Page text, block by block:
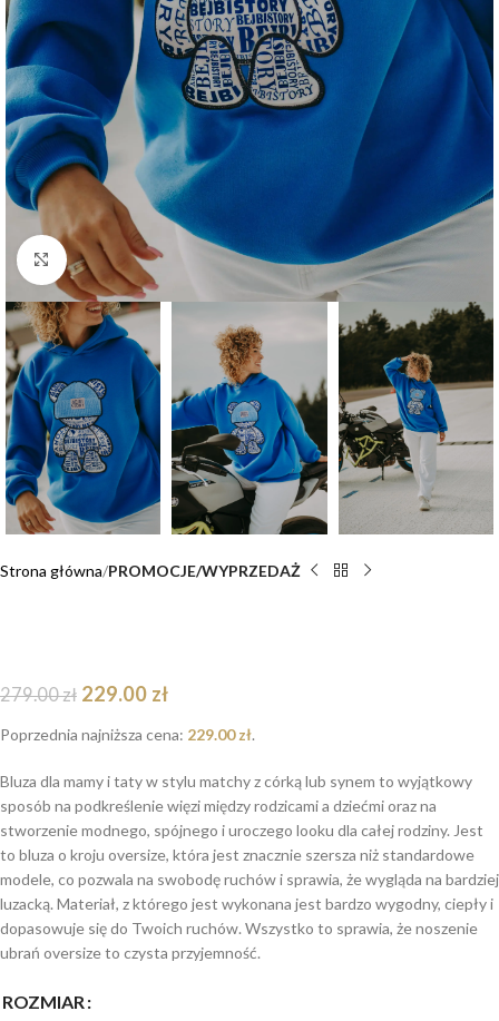
Click to enlarge
Strona główna PROMOCJE/WYPRZEDAŻ
279.00zł 229.00 zł
Poprzednia najniższa cena: 229.00zł.
Bluza dla mamy i taty w stylu matchy z córką lub synem to wyjątkowy
sposób na podkreślenie więzi między rodzicami a dziećmi oraz na
stworzenie modnego, spójnego i uroczego looku dla całej rodziny. Jest
to bluza o kroju oversize, która jest znacznie szersza niż standardowe
modele, co pozwala na swobodę ruchów i sprawia, że wygląda na bardziej
luzacką. Materiał, z którego jest wykonana jest bardzo wygodny, ciepły i
dopasowuje się do Twoich ruchów. Wszystko to sprawia, że noszenie
ubrań oversize to czysta przyjemność.
ROZMIAR